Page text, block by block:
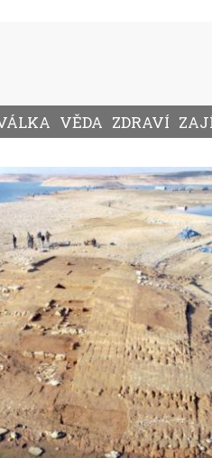
VĚDA ZDRAVÍ